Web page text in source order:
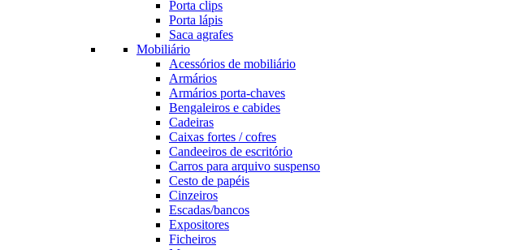
Porta clips
Porta lápis
Saca agrafes
Mobiliário
Acessórios de mobiliário
Armários
Armários porta-chaves
Bengaleiros e cabides
Cadeiras
Caixas fortes / cofres
Candeeiros de escritório
Carros para arquivo suspenso
Cesto de papéis
Cinzeiros
Escadas/bancos
Expositores
Ficheiros